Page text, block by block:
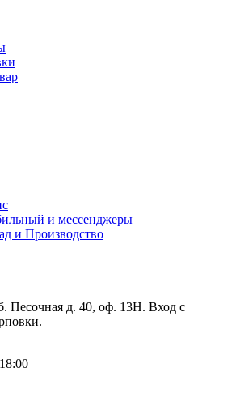
и мессенджеры
и Производство
Песочная д. 40, оф. 13Н. Вход с